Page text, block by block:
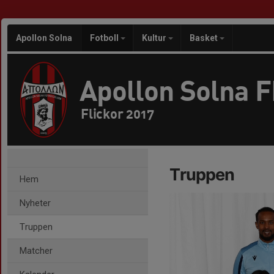
Apollon Solna Fotboll Kultur Basket
Apollon Solna
Flickor 2017
Hem
Nyheter
Truppen
Matcher
Truppen